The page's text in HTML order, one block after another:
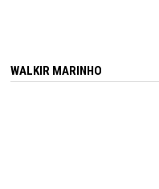
WALKIR MARINHO